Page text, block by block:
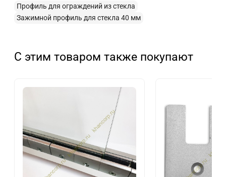
Профиль для ограждений из стекла
Зажимной профиль для стекла 40 мм
С этим товаром также покупают